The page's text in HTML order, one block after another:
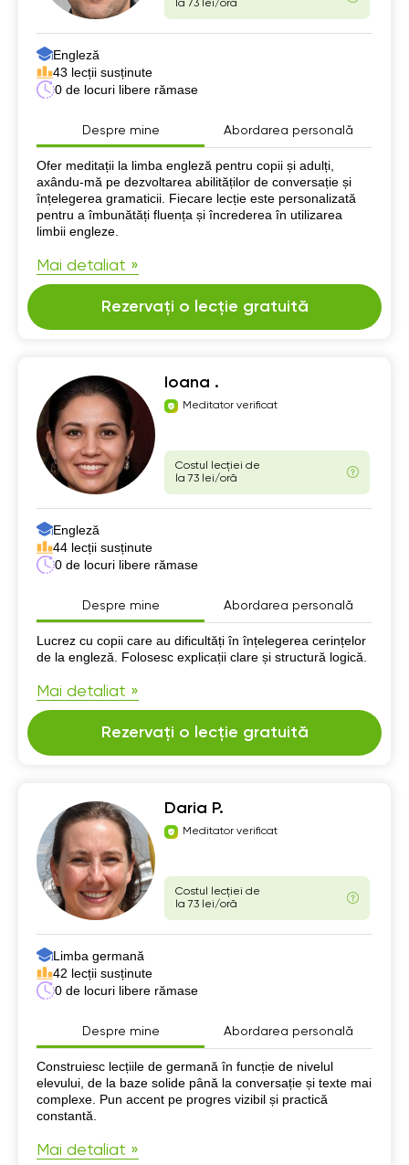
la 73 lei/oră
Engleză
43 lecții susținute
0 de locuri libere rămase
Despre mine Abordarea personală
Despre mine
Ofer meditații la limba engleză pentru copii și adulți,
axându-mă pe dezvoltarea abilităților de conversație și
înțelegerea gramaticii. Fiecare lecție este personalizată
pentru a îmbunătăți fluența și încrederea în utilizarea
limbii engleze.
Mai detaliat »
Rezervați o lecție gratuită
Ioana .
Meditator verificat
Costul lecției de
la 73 lei/oră
Engleză
44 lecții susținute
0 de locuri libere rămase
Despre mine Abordarea personală
Despre mine
Lucrez cu copii care au dificultăți în înțelegerea cerințelor
de la engleză. Folosesc explicații clare și structură logică.
Mai detaliat »
Rezervați o lecție gratuită
Daria P.
Meditator verificat
Costul lecției de
la 73 lei/oră
Limba germană
42 lecții susținute
0 de locuri libere rămase
Despre mine Abordarea personală
Despre mine
Construiesc lecțiile de germană în funcție de nivelul
elevului, de la baze solide până la conversație și texte mai
complexe. Pun accent pe progres vizibil și practică
constantă.
Mai detaliat »